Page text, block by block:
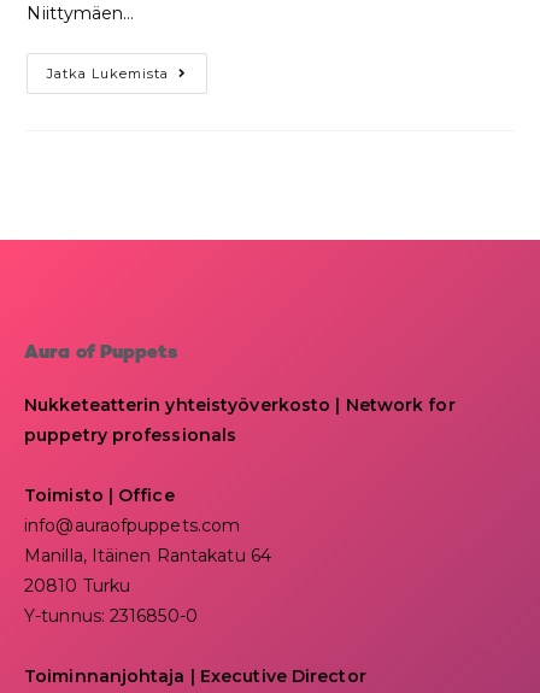
Niittymäen…
Jatka Lukemista
Aura of Puppets
Nukketeatterin yhteistyöverkosto | Network for
puppetry professionals
Toimisto | Office
info@auraofpuppets.com
Manilla, Itäinen Rantakatu 64
20810 Turku
Y-tunnus: 2316850-0
Toiminnanjohtaja | Executive Director